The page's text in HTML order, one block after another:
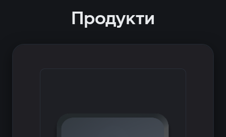
Продукти